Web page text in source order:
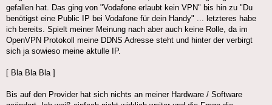
gefallen hat. Das ging von "Vodafone erlaubt kein VPN" bis hin zu "Du
benötigst eine Public IP bei Vodafone für dein Handy" ... letzteres habe
ich bereits. Spielt meiner Meinung nach aber auch keine Rolle, da im
OpenVPN Protokoll meine DDNS Adresse steht und hinter der verbirgt
sich ja sowieso meine aktulle IP.
[ Bla Bla Bla ]
Bis auf den Provider hat sich nichts an meiner Hardware / Software